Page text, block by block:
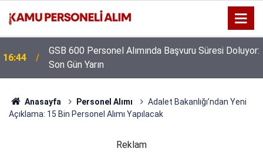
16:44
GSB 600 Personel Alımında Başvuru Süresi Doluyor:
Son Gün Yarın
Anasayfa Personel Alımı
Adalet Bakanlığı’ndan Yeni
Açıklama: 15 Bin Personel Alımı Yapılacak
Reklam